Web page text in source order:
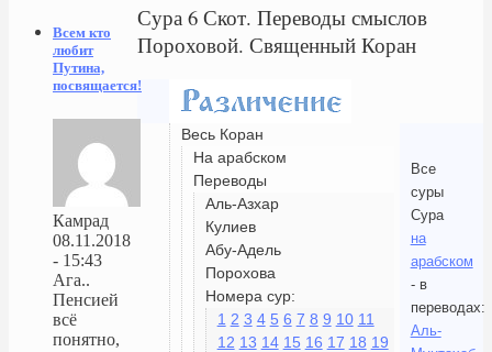
Сура 6 Скот. Переводы смыслов
Пороховой. Священный Коран
Весь Коран
На арабском
Переводы
Аль-Азхар
Кулиев
Абу-Адель
Порохова
Номера сур:
1 2 3 4 5 6 7 8 9 10 11
12 13 14 15 16 17 18 19
Все
суры
Сура
на
арабском
- в
переводах:
Аль-
Всем кто
любит
Путина,
посвящается!
Камрад
08.11.2018
- 15:43
Ага..
Пенсией
всё
понятно,